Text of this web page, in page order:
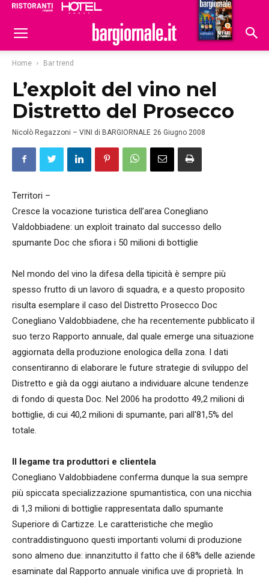
Hoteldomani
Home Bar trend
L’exploit del vino nel
Distretto del Prosecco
Nicolò Regazzoni – VINI di BARGIORNALE 26 Giugno 2008
Territori –
Cresce la vocazione turistica dell’area Conegliano
Valdobbiadene: un exploit trainato dal successo dello
spumante Doc che sfiora i 50 milioni di bottiglie
Nel mondo del vino la difesa della tipicità è sempre più
spesso frutto di un lavoro di squadra, e a questo proposito
risulta esemplare il caso del Distretto Prosecco Doc
Conegliano Valdobbiadene, che ha recentemente pubblicato il
suo terzo Rapporto annuale, dal quale emerge una situazione
aggiornata della produzione enologica della zona. I dati
consentiranno di elaborare le future strategie di sviluppo del
Distretto e già da oggi aiutano a individuare alcune tendenze
di fondo di questa Doc. Nel 2006 ha prodotto 49,2 milioni di
bottiglie, di cui 40,2 milioni di spumante, pari all'81,5% del
totale.
Il legame tra produttori e clientela
Conegliano Valdobbiadene conferma dunque la sua sempre
più spiccata specializzazione spumantistica, con una nicchia
di 1,3 milioni di bottiglie rappresentata dallo spumante
Superiore di Cartizze. Le caratteristiche che meglio
contraddistinguono questi importanti volumi di produzione
sono almeno due: innanzitutto il fatto che il 68% delle aziende
esaminate dal Rapporto annuale vinifica uve di proprietà. In